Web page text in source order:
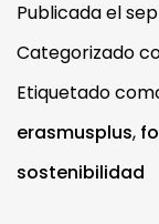
Publicada el
Categorizado
Etiquetado
erasmusplus,
sostenibilidad